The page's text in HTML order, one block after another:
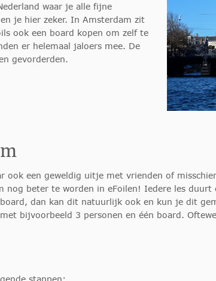
waar je alle fijne
je hier zeker. In Amsterdam zit
ook een board kopen om zelf te
er helemaal jaloers mee. De
gevorderden.
een geweldig uitje met vrienden of
beter te worden in eFoilen! Iedere les duurt
dan kan dit natuurlijk ook en kun je dit
bijvoorbeeld 3 personen en één board.
stappen: